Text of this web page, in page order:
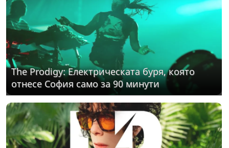
The Prodigy: Електрическата буря, която
отнесе София само за 90 минути